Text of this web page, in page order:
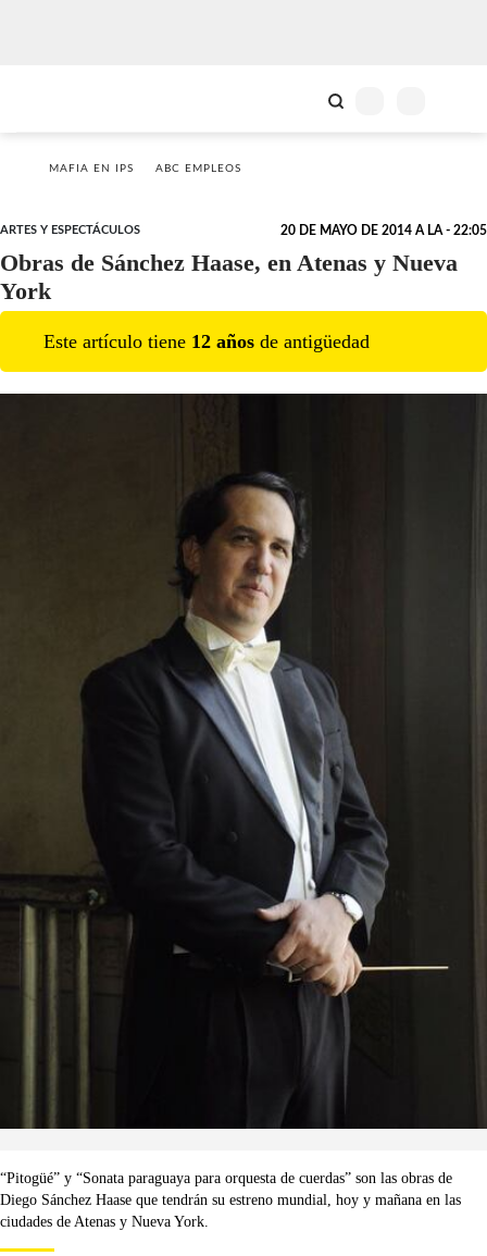
MAFIA EN IPS ABC EMPLEOS
ARTES Y ESPECTÁCULOS 20 DE MAYO DE 2014 A LA - 22:05
Obras de Sánchez Haase, en Atenas y Nueva
York
Este artículo tiene 12 años de antigüedad
“Pitogüé” y “Sonata paraguaya para orquesta de cuerdas” son las obras de
Diego Sánchez Haase que tendrán su estreno mundial, hoy y mañana en las
ciudades de Atenas y Nueva York.